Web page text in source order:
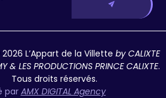
L’Appart de la Villetteby CALIXTE
& LES PRODUCTIONS PRINCE CALIXTE.
Tous droits réservés.
par AMX DIGITAL Agency